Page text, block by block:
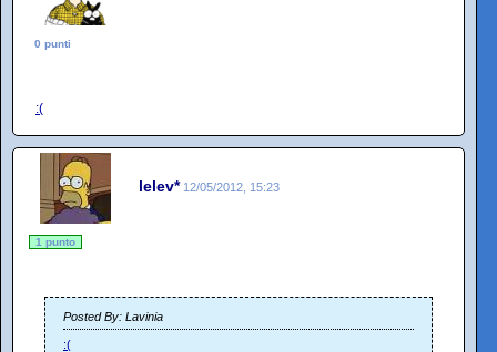
0 punti
:(
lelev* 12/05/2012, 15:23
1 punto
Posted By: Lavinia
:(